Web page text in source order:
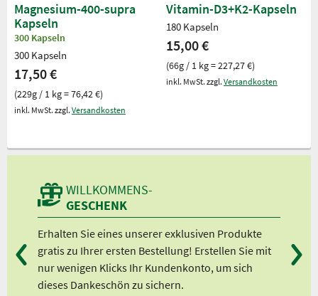
Magnesium-400-supra
Kapseln
300 Kapseln
300 Kapseln
17,50 €
(229g / 1 kg = 76,42 €)
inkl. MwSt. zzgl. Versandkosten
Vitamin-D3+K2-Kapseln
180 Kapseln
15,00 €
(66g / 1 kg = 227,27 €)
inkl. MwSt. zzgl. Versandkosten
WILLKOMMENS-
GESCHENK
Erhalten Sie eines unserer exklusiven Produkte
gratis zu Ihrer ersten Bestellung! Erstellen Sie mit
nur wenigen Klicks Ihr Kundenkonto, um sich
dieses Dankeschön zu sichern.
Ab